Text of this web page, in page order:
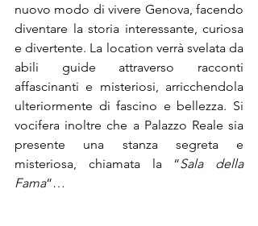
nuovo modo di vivere Genova, facendo
diventare la storia interessante, curiosa
e divertente. La location verrà svelata da
abili guide attraverso racconti
affascinanti e misteriosi, arricchendola
ulteriormente di fascino e bellezza. Si
vocifera inoltre che a Palazzo Reale sia
presente una stanza segreta e
misteriosa, chiamata la “Sala della
Fama“…